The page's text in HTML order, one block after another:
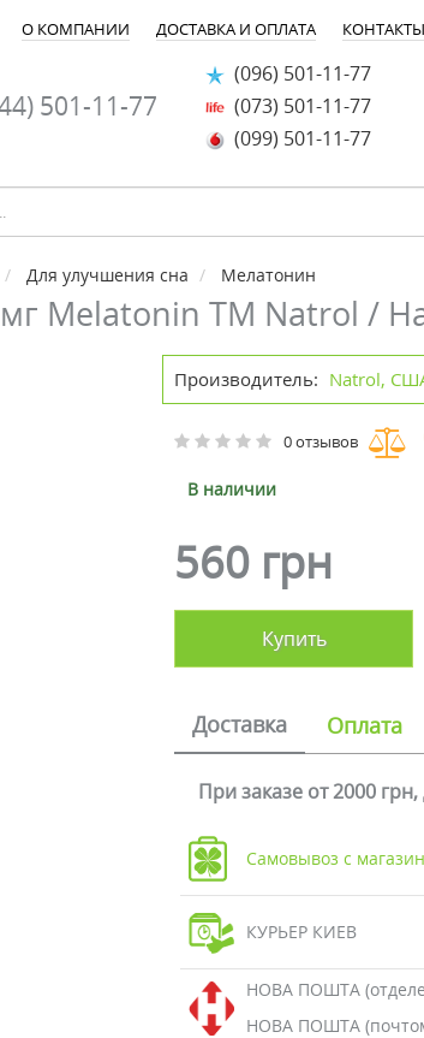
О КОМПАНИИ ДОСТАВКА И ОПЛАТА КОНТАКТЫ
501-11-77
(096) 501-11-77
(073) 501-11-77
(099) 501-11-77
Для улучшения сна Мелатонин
Melatonin ТМ Natrol /
Производитель: Natrol,
0 отзывов
В наличии
560 грн
Купить
Доставка Оплата
При заказе от 2000
Самовывоз с
КУРЬЕР КИЕВ
НОВА ПОШТА
НОВА ПОШТА